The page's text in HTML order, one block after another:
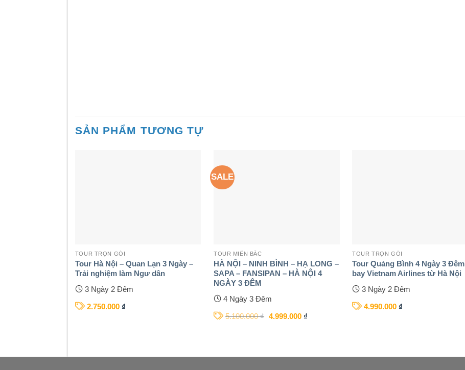
SẢN PHẨM TƯƠNG TỰ
TOUR TRỌN GÓI
Tour Hà Nội – Quan Lạn 3 Ngày –
Trải nghiệm làm Ngư dân
3 Ngày 2 Đêm
2.750.000 ₫
SALE
TOUR MIỀN BẮC
HÀ NỘI – NINH BÌNH – HẠ LONG –
SAPA – FANSIPAN – HÀ NỘI 4
NGÀY 3 ĐÊM
4 Ngày 3 Đêm
5.100.000₫ 4.999.000 ₫
TOUR TRỌN GÓI
Tour Quảng Bình 4 Ngày 3 Đêm
bay Vietnam Airlines từ Hà Nội
3 Ngày 2 Đêm
4.990.000 ₫